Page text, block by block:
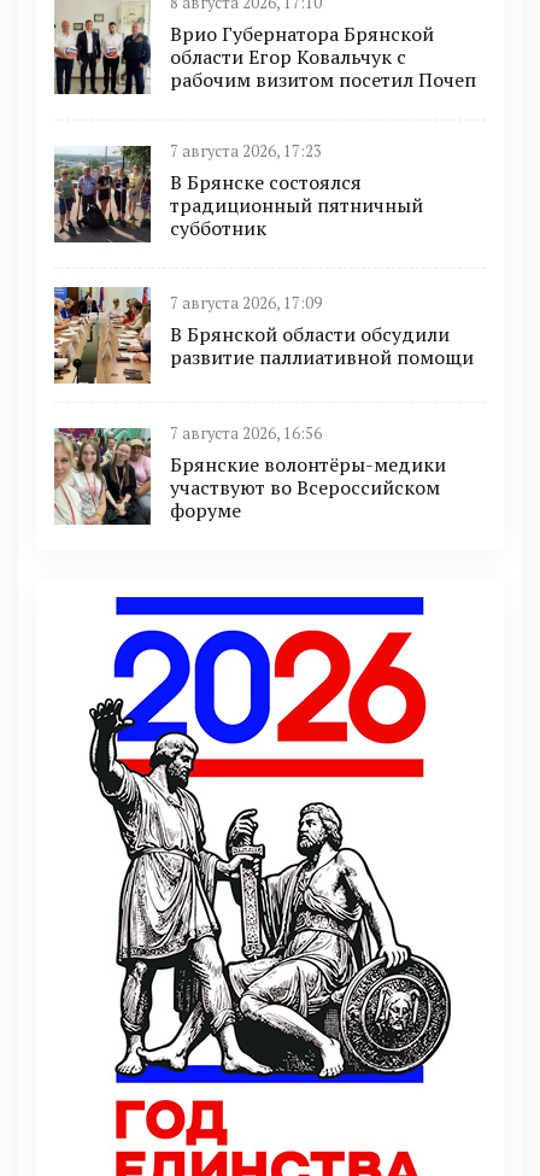
Врио Губернатора Брянской
области Егор Ковальчук с
рабочим визитом посетил Почеп
7 августа 2026, 17:23
В Брянске состоялся
традиционный пятничный
субботник
7 августа 2026, 17:09
В Брянской области обсудили
развитие паллиативной помощи
7 августа 2026, 16:56
Брянские волонтёры-медики
участвуют во Всероссийском
форуме